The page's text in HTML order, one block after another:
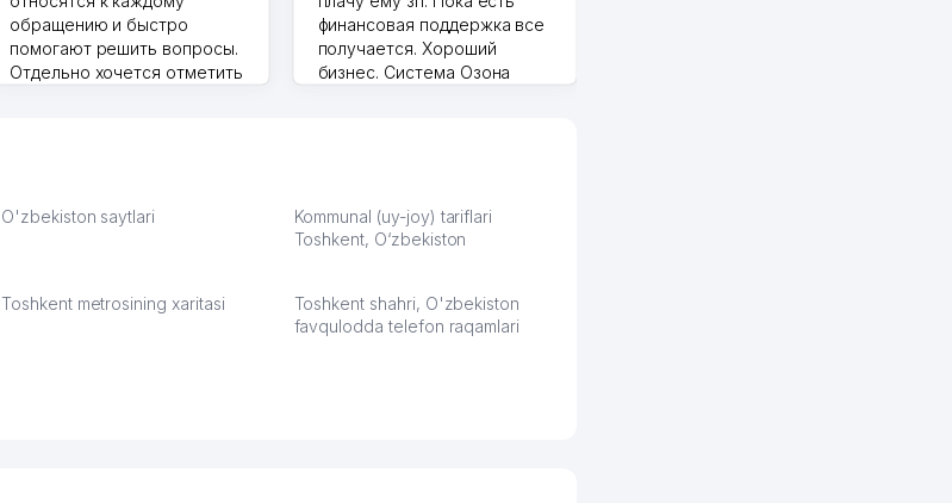
обращению и быстро
помогают решить вопросы.
Отдельно хочется отметить
обслуживания клиентов.
Vip Brand 31.07.2026 11:43:39
финансовая поддержка все
получается. Хороший
бизнес. Система Озона
тут у нас уже есть ПВЗ.
Выгодное дело и
O'zbekiston saytlari
Kommunal (uy-joy) tariflari
Toshkent, O‘zbekiston
Toshkent metrosining xaritasi
Toshkent shahri, O'zbekiston
favqulodda telefon raqamlari